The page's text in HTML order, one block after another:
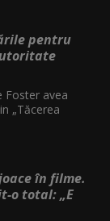
pentru
Foster avea
„Tăcerea
în filme.
o total: „E